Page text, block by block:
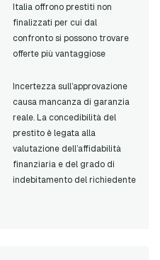
Italia offrono prestiti non
finalizzati per cui dal
confronto si possono trovare
offerte più vantaggiose
Incertezza sull’approvazione
causa mancanza di garanzia
reale. La concedibilità del
prestito è legata alla
valutazione dell’affidabilità
finanziaria e del grado di
indebitamento del richiedente